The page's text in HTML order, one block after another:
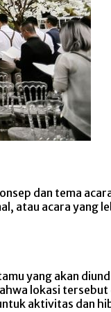
dan tema
atau acara yang
yang akan
lokasi
aktivitas dan